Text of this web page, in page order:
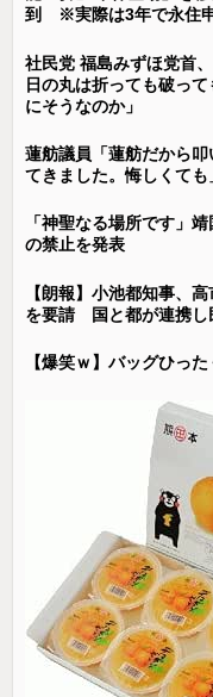
到 ※実際は3年で永住
社民党 福島みずほ党首
日の丸は折っても破っ
にそうなのか」
蓮舫議員「蓮舫だから
てきました。悔しくても
「神聖なる場所です」
の禁止を発表
【朗報】小池都知事、
を要請 国と都が連携し
【爆笑ｗ】バッグひっ